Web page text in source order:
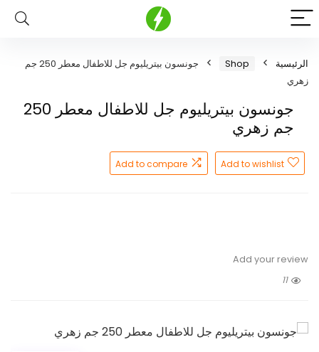
الرئيسية Shop
جونسون بيتريليوم جل للاطفال معطر 250 جم
زهري
جونسون بيتريليوم جل للاطفال معطر 250
جم زهري
Add to wishlist
Add to compare
Add your review
11